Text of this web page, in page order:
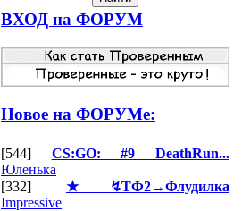
ВХОД на ФОРУМ
Новое на ФОРУМе:
[544] CS:GO: #9 DeathRun...
Юленька
[332] ★↯ТФ2→Флудилка
Impressive